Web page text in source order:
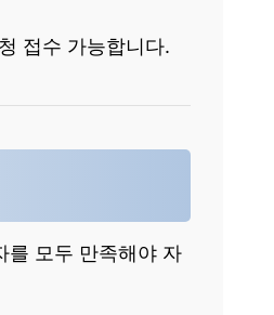
접수 가능합니다.
를 모두 만족해야 자